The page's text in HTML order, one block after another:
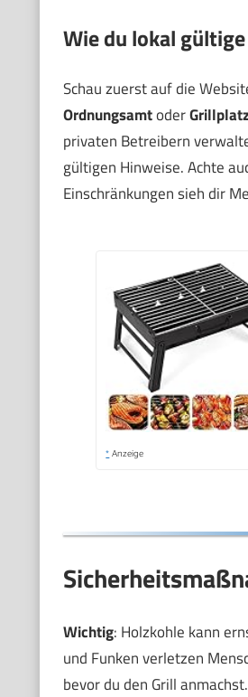
Wie du lokal
Schau zuerst auf die
OrdnungsamtoderGrillplatz
privaten Betreibern
gültigen Hinweise. Achte
Einschränkungen sieh dir
* Anzeige
Wichtig: Holzkohle kann
und Funken verletzen
bevor du den Grill anmachst.